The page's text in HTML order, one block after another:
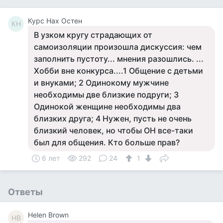
КН Курс Нах Остен
В узком кругу страдающих от
самоизоляции произошла дискуссия: чем
заполнить пустоту... мнения разошлись. ...
Хобби вне конкурса....1 Общение с детьми
и внуками; 2 Одинокому мужчине
необходимы две близкие подруги; 3
Одинокой женщине необходимы два
близких друга; 4 Нужен, пусть не очень
близкий человек, но чтобы ОН все-таки
был для общения. Кто больше прав?
6 лет 292 24 1
Ответы
HB Helen Brown